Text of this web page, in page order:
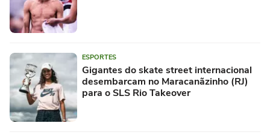
ESPORTES
Gigantes do skate street internacional
desembarcam no Maracanãzinho (RJ)
para o SLS Rio Takeover